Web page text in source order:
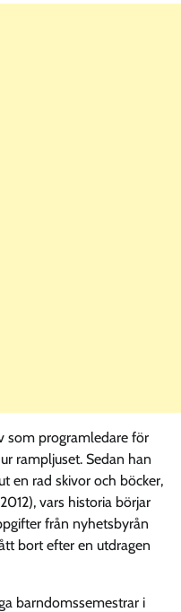
som programledare för
rampljuset. Sedan han
en rad skivor och böcker,
vars historia börjar
från nyhetsbyrån
bort efter en utdragen
barndomssemestrar i